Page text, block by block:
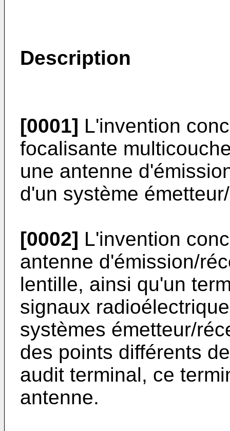
Description
[0001] L'invention
focalisante
une antenne
d'un système
[0002] L'invention
antenne d'émission/
lentille, ainsi qu'un
signaux
systèmes émetteur/
des points différents
audit terminal, ce
antenne.